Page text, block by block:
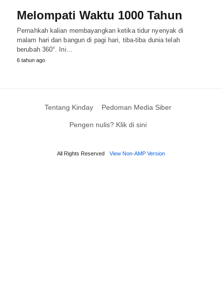
Melompati Waktu 1000 Tahun
Pernahkah kalian membayangkan ketika tidur nyenyak di
malam hari dan bangun di pagi hari, tiba-tiba dunia telah
berubah 360°. Ini…
6 tahun ago
Tentang Kinday Pedoman Media Siber
Pengen nulis? Klik di sini
All Rights Reserved View Non-AMP Version